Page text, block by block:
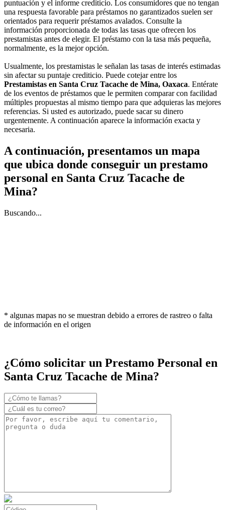
puntuación y el informe crediticio. Los consumidores que no tengan
una respuesta favorable para préstamos no garantizados suelen ser
orientados para requerir préstamos avalados. Consulte la
información proporcionada de todas las tasas que ofrecen los
prestamistas antes de elegir. El préstamo con la tasa más pequeña,
normalmente, es la mejor opción.
Usualmente, los prestamistas le señalan las tasas de interés estimadas
sin afectar su puntaje crediticio. Puede cotejar entre los
Prestamistas en Santa Cruz Tacache de Mina, Oaxaca. Entérate
de los eventos de préstamos que le permiten comparar con facilidad
múltiples propuestas al mismo tiempo para que adquieras las mejores
referencias. Si usted es autorizado, puede sacar su dinero
urgentemente. A continuación aparece la información exacta y
necesaria.
A continuación, presentamos un mapa
que ubica donde conseguir un prestamo
personal en Santa Cruz Tacache de
Mina?
Buscando...
* algunas mapas no se muestran debido a errores de rastreo o falta
de información en el origen
¿Cómo solicitar un Prestamo Personal en
Santa Cruz Tacache de Mina?